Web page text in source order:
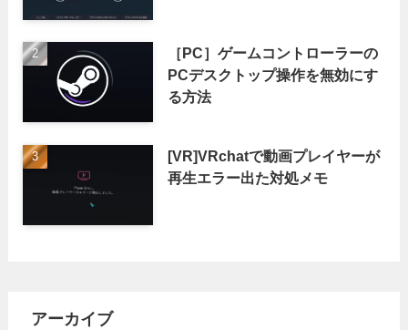
［PC］ゲームコントローラーの
PCデスクトップ操作を無効にす
る方法
[VR]VRchatで動画プレイヤーが
再生エラー出た対処メモ
アーカイブ